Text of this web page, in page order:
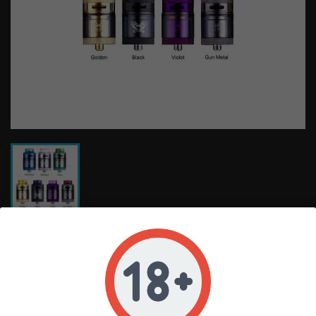
DEAD RABBIT RTA